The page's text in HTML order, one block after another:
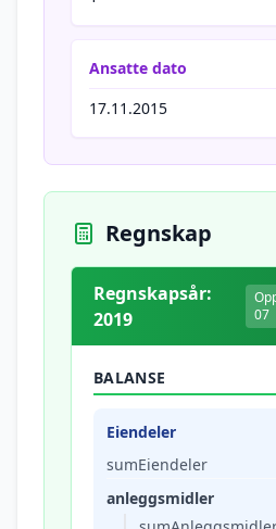
Ansatte dato
17.11.2015
Regnskap
Regnskapsår:
2019
07
BALANSE
Eiendeler
sumEiendeler
anleggsmidler